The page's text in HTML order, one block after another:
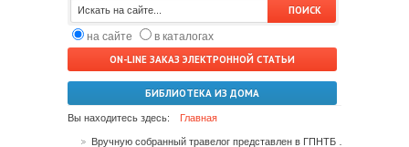
на сайте
в каталогах
ON-LINE ЗАКАЗ ЭЛЕКТРОННОЙ СТАТЬИ
БИБЛИОТЕКА ИЗ ДОМА
Вы находитесь здесь: Главная